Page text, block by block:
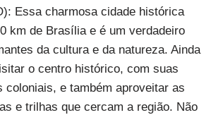
Essa charmosa cidade histórica
km de Brasília e é um verdadeiro
da cultura e da natureza. Ainda
o centro histórico, com suas
coloniais, e também aproveitar as
e trilhas que cercam a região. Não